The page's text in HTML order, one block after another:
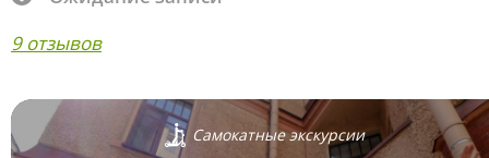
9 отзывов
Самокатные экскурсии